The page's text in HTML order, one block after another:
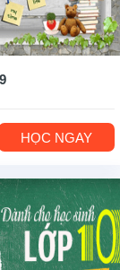
HỌC NGAY